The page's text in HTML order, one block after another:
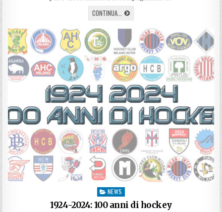
CONTINUA... L’ULTIMO
DEGLI
Posted
in
NEWS
1924-2024: 100 anni di hockey